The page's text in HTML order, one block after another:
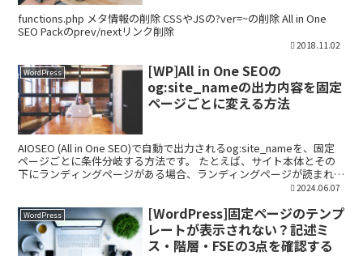
functions.php メタ情報の削除 CSSやJSの?ver=~の削除 All in One
SEO Packのprev/nextリンク削除
2018.11.02
WordPress
[WP]All in One SEOの
og:site_nameの出力内容を固定
ページごとに変える方法
AIOSEO (All in One SEO)で自動で出力されるog:site_nameを、固定
ページごとに条件分岐する方法です。 たとえば、サイト本体とその
下にランディングページがある場合、ランディングページが読まれた
2024.06.07
WordPress
[WordPress]固定ページのテンプ
レートが表示されない？記述ミ
ス・階層・FSEの3点を確認する